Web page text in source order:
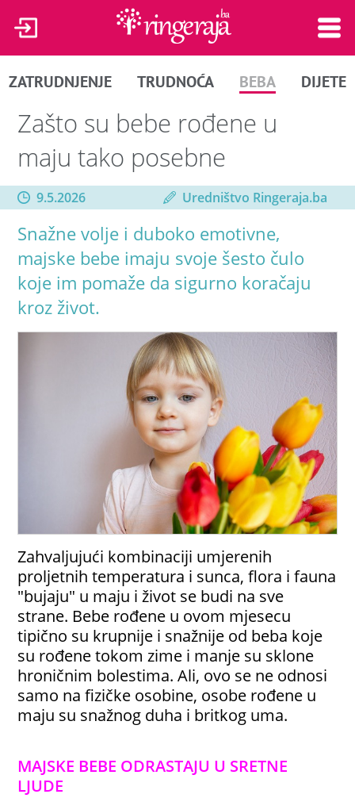
ZATRUDNJENJE TRUDNOĆA BEBA DIJETE
Zašto su bebe rođene u
maju tako posebne
9.5.2026 Uredništvo Ringeraja.ba
Snažne volje i duboko emotivne,
majske bebe imaju svoje šesto čulo
koje im pomaže da sigurno koračaju
kroz život.
Zahvaljujući kombinaciji umjerenih
proljetnih temperatura i sunca, flora i fauna
"bujaju" u maju i život se budi na sve
strane. Bebe rođene u ovom mjesecu
tipično su krupnije i snažnije od beba koje
su rođene tokom zime i manje su sklone
hroničnim bolestima. Ali, ovo se ne odnosi
samo na fizičke osobine, osobe rođene u
maju su snažnog duha i britkog uma.
MAJSKE BEBE ODRASTAJU U SRETNE
LJUDE